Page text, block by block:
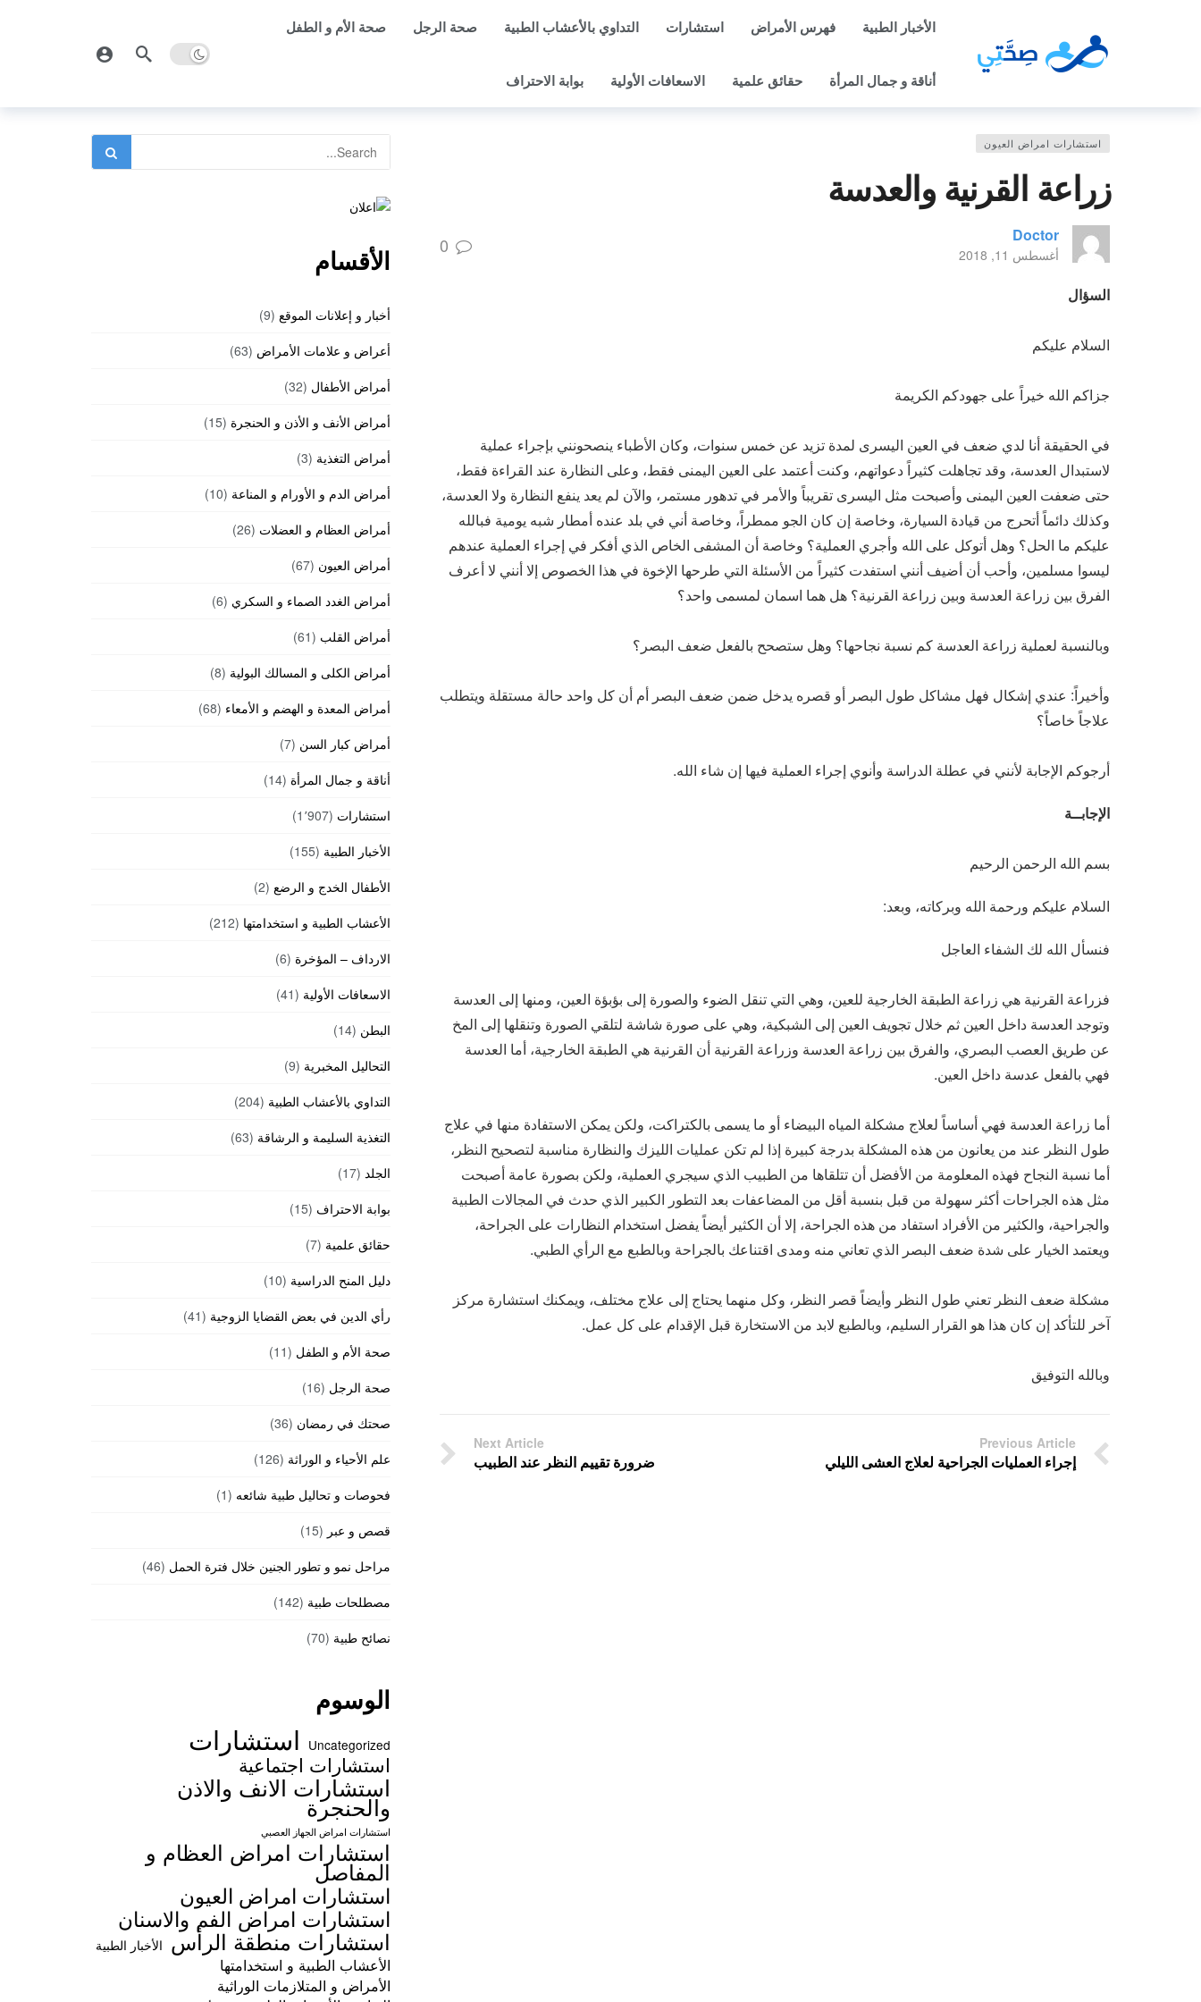
الأخبار الطبية فهرس الأمراض استشارات التداوي بالأعشاب الطبية صحة الرجل صحة الأم و الطفل
أناقة و جمال المرأة حقائق علمية الاسعافات الأولية بوابة الاحتراف
استشارات امراض العيون
زراعة القرنية والعدسة
Doctor
أغسطس 11, 2018 0
السؤال
السلام عليكم
جزاكم الله خيراً على جهودكم الكريمة
في الحقيقة أنا لدي ضعف في العين اليسرى لمدة تزيد عن خمس سنوات، وكان الأطباء ينصحونني بإجراء عملية
لاستبدال العدسة، وقد تجاهلت كثيراً دعواتهم، وكنت أعتمد على العين اليمنى فقط، وعلى النظارة عند القراءة فقط،
حتى ضعفت العين اليمنى وأصبحت مثل اليسرى تقريباً والأمر في تدهور مستمر، والآن لم يعد ينفع النظارة ولا العدسة،
وكذلك دائماً أتحرج من قيادة السيارة، وخاصة إن كان الجو ممطراً، وخاصة أني في بلد عنده أمطار شبه يومية فبالله
عليكم ما الحل؟ وهل أتوكل على الله وأجري العملية؟ وخاصة أن المشفى الخاص الذي أفكر في إجراء العملية عندهم
ليسوا مسلمين، وأحب أن أضيف أنني استفدت كثيراً من الأسئلة التي طرحها الإخوة في هذا الخصوص إلا أنني لا أعرف
الفرق بين زراعة العدسة وبين زراعة القرنية؟ هل هما اسمان لمسمى واحد؟
وبالنسبة لعملية زراعة العدسة كم نسبة نجاحها؟ وهل ستصحح بالفعل ضعف البصر؟
وأخيراً: عندي إشكال فهل مشاكل طول البصر أو قصره يدخل ضمن ضعف البصر أم أن كل واحد حالة مستقلة ويتطلب
علاجاً خاصاً؟
أرجوكم الإجابة لأنني في عطلة الدراسة وأنوي إجراء العملية فيها إن شاء الله.
الإجابــة
بسم الله الرحمن الرحيم
السلام عليكم ورحمة الله وبركاته، وبعد:
فنسأل الله لك الشفاء العاجل
فزراعة القرنية هي زراعة الطبقة الخارجية للعين، وهي التي تنقل الضوء والصورة إلى بؤبؤة العين، ومنها إلى العدسة
وتوجد العدسة داخل العين ثم خلال تجويف العين إلى الشبكية، وهي على صورة شاشة لتلقي الصورة وتنقلها إلى المخ
عن طريق العصب البصري، والفرق بين زراعة العدسة وزراعة القرنية أن القرنية هي الطبقة الخارجية، أما العدسة
فهي بالفعل عدسة داخل العين.
أما زراعة العدسة فهي أساساً لعلاج مشكلة المياه البيضاء أو ما يسمى بالكتراكت، ولكن يمكن الاستفادة منها في علاج
طول النظر عند من يعانون من هذه المشكلة بدرجة كبيرة إذا لم تكن عمليات الليزك والنظارة مناسبة لتصحيح النظر،
أما نسبة النجاح فهذه المعلومة من الأفضل أن تتلقاها من الطبيب الذي سيجري العملية، ولكن بصورة عامة أصبحت
مثل هذه الجراحات أكثر سهولة من قبل بنسبة أقل من المضاعفات بعد التطور الكبير الذي حدث في المجالات الطبية
والجراحية، والكثير من الأفراد استفاد من هذه الجراحة، إلا أن الكثير أيضاً يفضل استخدام النظارات على الجراحة،
ويعتمد الخيار على شدة ضعف البصر الذي تعاني منه ومدى اقتناعك بالجراحة وبالطبع مع الرأي الطبي.
مشكلة ضعف النظر تعني طول النظر وأيضاً قصر النظر، وكل منهما يحتاج إلى علاج مختلف، ويمكنك استشارة مركز
آخر للتأكد إن كان هذا هو القرار السليم، وبالطبع لابد من الاستخارة قبل الإقدام على كل عمل.
وبالله التوفيق
Previous Article
إجراء العمليات الجراحية لعلاج العشى الليلي
Next Article
ضرورة تقييم النظر عند الطبيب
الأقسام
أخبار و إعلانات الموقع (9)
أعراض و علامات الأمراض (63)
أمراض الأطفال (32)
أمراض الأنف و الأذن و الحنجرة (15)
أمراض التغذية (3)
أمراض الدم و الأورام و المناعة (10)
أمراض العظام و العضلات (26)
أمراض العيون (67)
أمراض الغدد الصماء و السكري (6)
أمراض القلب (61)
أمراض الكلى و المسالك البولية (8)
أمراض المعدة و الهضم و الأمعاء (68)
أمراض كبار السن (7)
أناقة و جمال المرأة (14)
استشارات (1٬907)
الأخبار الطبية (155)
الأطفال الخدج و الرضع (2)
الأعشاب الطبية و استخدامتها (212)
الارداف – المؤخرة (6)
الاسعافات الأولية (41)
البطن (14)
التحاليل المخبرية (9)
التداوي بالأعشاب الطبية (204)
التغذية السليمة و الرشاقة (63)
الجلد (17)
بوابة الاحتراف (15)
حقائق علمية (7)
دليل المنح الدراسية (10)
رأي الدين في بعض القضايا الزوجية (41)
صحة الأم و الطفل (11)
صحة الرجل (16)
صحتك في رمضان (36)
علم الأحياء و الوراثة (126)
فحوصات و تحاليل طبية شائعه (1)
قصص و عبر (15)
مراحل نمو و تطور الجنين خلال فترة الحمل (46)
مصطلحات طبية (142)
نصائح طبية (70)
الوسوم
Uncategorized استشارات
استشارات اجتماعية
استشارات الانف والاذن
والحنجرة
استشارات امراض الجهاز العصبي
استشارات امراض العظام و
المفاصل
استشارات امراض العيون
استشارات امراض الفم والاسنان
استشارات منطقة الرأس الأخبار الطبية
الأعشاب الطبية و استخدامتها
الأمراض و المتلازمات الوراثية